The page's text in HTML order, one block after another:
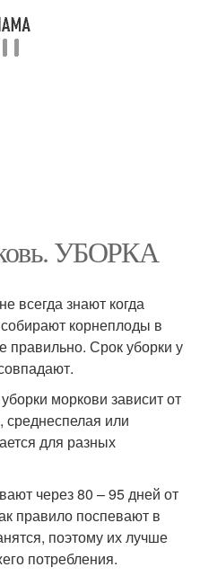
УБОРКА
всегда знают когда
корнеплоды в
правильно. Срок уборки у
моркови зависит от
среднеспелая или
для разных
через 80 – 95 дней от
правило поспевают в
поэтому их лучше
потребления.